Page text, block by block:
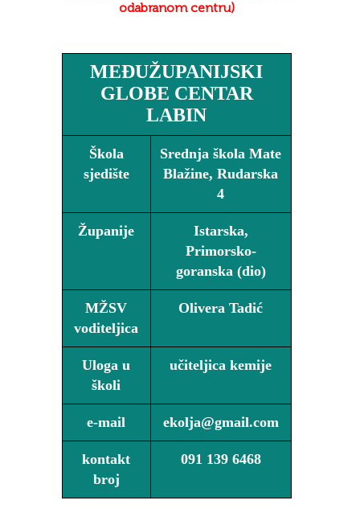
odabranom centru)
MEĐUŽUPANIJSKI
GLOBE CENTAR
LABIN
Škola
sjedište
Srednja škola Mate
Blažine, Rudarska
4
Županije
Istarska,
Primorsko-
goranska (dio)
MŽSV
voditeljica
Olivera Tadić
Uloga u
školi
učiteljica kemije
e-mail ekolja@gmail.com
kontakt
broj
091 139 6468